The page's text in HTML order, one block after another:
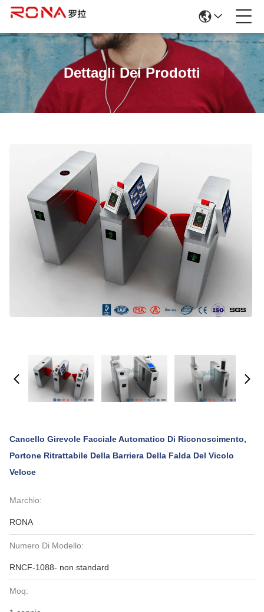
Dettagli Dei Prodotti
Cancello Girevole Facciale Automatico Di Riconoscimento,
Portone Ritrattabile Della Barriera Della Falda Del Vicolo
Veloce
Marchio:
RONA
Numero Di Modello:
RNCF-1088- non standard
Moq: